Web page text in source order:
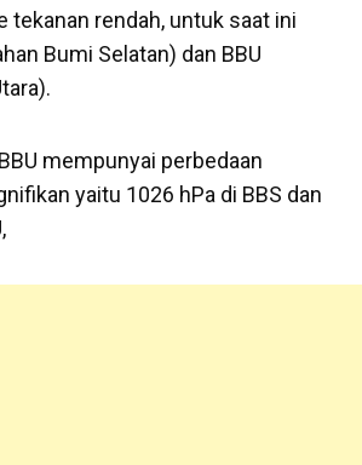
tekanan rendah, untuk saat ini
Bumi Selatan) dan BBU
mempunyai perbedaan
yaitu 1026 hPa di BBS dan